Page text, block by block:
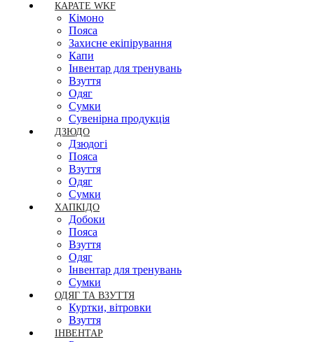
КАРАТЕ WKF
Кімоно
Пояса
Захисне екіпірування
Капи
Інвентар для тренувань
Взуття
Одяг
Сумки
Сувенірна продукція
ДЗЮДО
Дзюдогі
Пояса
Взуття
Одяг
Сумки
ХАПКІДО
Добоки
Пояса
Взуття
Одяг
Інвентар для тренувань
Сумки
ОДЯГ ТА ВЗУТТЯ
Куртки, вітровки
Взуття
ІНВЕНТАР